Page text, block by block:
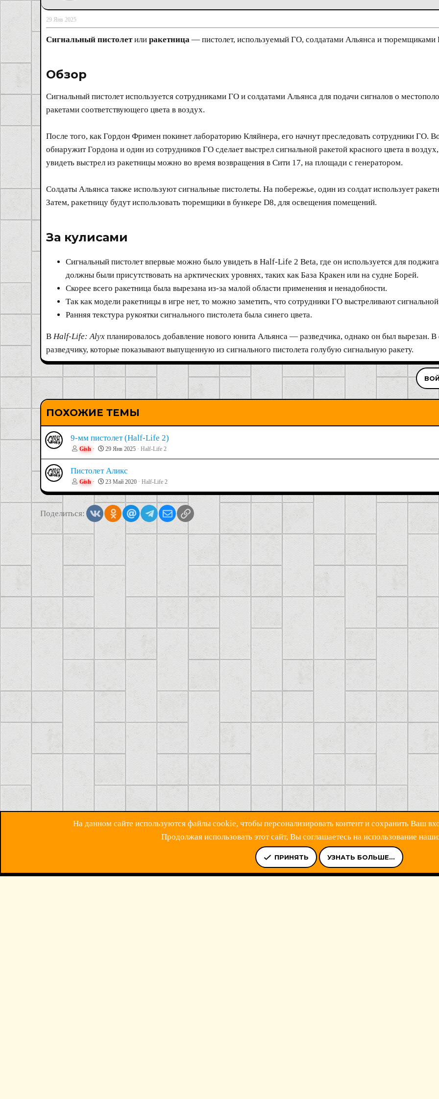
29 Янв 2025
Сигнальный пистолетили ракетница — пистолет, используемый ГО, солдатами Альянса и тюремщиками
Обзор​
Сигнальный пистолет используется сотрудниками ГО и солдатами Альянса для подачи сигналов о
ракетами соответствующего цвета в воздух.
После того, как Гордон Фримен покинет лабораторию Кляйнера, его начнут преследовать сотрудники ГО.
обнаружит Гордона и один из сотрудников ГО сделает выстрел сигнальной ракетой красного цвета в
увидеть выстрел из ракетницы можно во время возвращения в Сити 17, на площади с генератором.
Солдаты Альянса также используют сигнальные пистолеты. На побережье, один из солдат использует
Затем, ракетницу будут использовать тюремщики в бункере D8, для освещения помещений.
За кулисами​
Сигнальный пистолет впервые можно было увидеть в Half-Life 2 Beta, где он используется для
должны были присутствовать на арктических уровнях, таких как База Кракен или на судне Борей.
Скорее всего ракетница была вырезана из-за малой области применения и ненадобности.
Так как модели ракетницы в игре нет, то можно заметить, что сотрудники ГО выстреливают
Ранняя текстура рукоятки сигнального пистолета была синего цвета.
В Half-Life: Alyx планировалось добавление нового юнита Альянса — разведчика, однако он был вырезан.
разведчику, которые показывают выпущенную из сигнального пистолета голубую сигнальную ракету.
ПОХОЖИЕ ТЕМЫ
9-мм пистолет (Half-Life 2)
Gish 29 Янв 2025 Half-Life 2
Пистолет Аликс
Gish 23 Май 2020 Half-Life 2
Поделиться: VkontakteOdnoklassniki
Mail.ruTelegramЭлектронная почта
Ссылка
УСЛОВИЯ И ПРАВИЛА ПОЛИТИКА КОНФИДЕНЦИАЛЬНОСТИ
На данном сайте используются файлы cookie, чтобы персонализировать контент и сохранить Ваш
Продолжая использовать этот сайт, Вы соглашаетесь на использование
ПРИНЯТЬ УЗНАТЬ БОЛЬШЕ...